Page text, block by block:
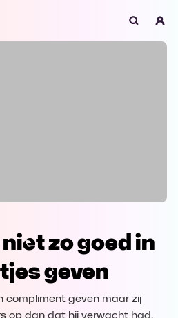
niet ondersteund
Download
Download
zo goed in
geven
compliment geven maar zij